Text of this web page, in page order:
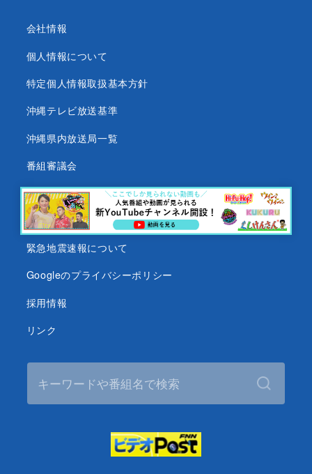
会社情報
個人情報について
特定個人情報取扱基本方針
沖縄テレビ放送基準
沖縄県内放送局一覧
番組審議会
沖縄テレビ名義の後援依頼について
テレビ視聴データについて
緊急地震速報について
Googleのプライバシーポリシー
採用情報
リンク